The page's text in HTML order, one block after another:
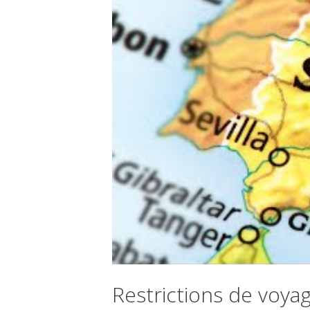
Restrictions de